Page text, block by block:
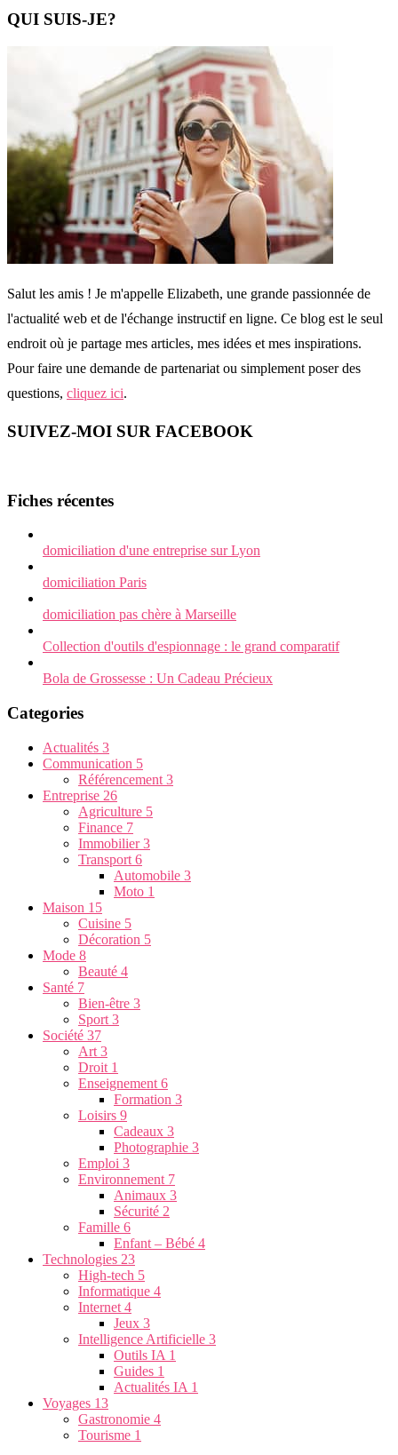
QUI SUIS-JE?
Salut les amis ! Je m'appelle Elizabeth, une grande passionnée de
l'actualité web et de l'échange instructif en ligne. Ce blog est le seul
endroit où je partage mes articles, mes idées et mes inspirations.
Pour faire une demande de partenariat ou simplement poser des
questions, cliquez ici.
SUIVEZ-MOI SUR FACEBOOK
Fiches récentes
domiciliation d'une entreprise sur Lyon
domiciliation Paris
domiciliation pas chère à Marseille
Collection d'outils d'espionnage : le grand comparatif
Bola de Grossesse : Un Cadeau Précieux
Categories
Actualités 3
Communication 5
Référencement 3
Entreprise 26
Agriculture 5
Finance 7
Immobilier3
Transport 6
Automobile 3
Moto 1
Maison 15
Cuisine 5
Décoration 5
Mode 8
Beauté 4
Santé 7
Bien-être 3
Sport 3
Société 37
Art 3
Droit 1
Enseignement 6
Formation 3
Loisirs 9
Cadeaux 3
Photographie 3
Emploi 3
Environnement 7
Animaux 3
Sécurité 2
Famille 6
Enfant – Bébé 4
Technologies 23
High-tech 5
Informatique 4
Internet 4
Jeux 3
Intelligence Artificielle 3
Outils IA 1
Guides 1
Actualités IA 1
Voyages 13
Gastronomie 4
Tourisme 1